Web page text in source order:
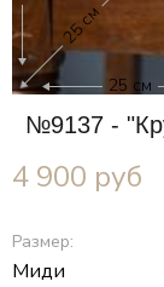
25 см
25 см
№9137 -
4 900 руб
Размер:
Миди